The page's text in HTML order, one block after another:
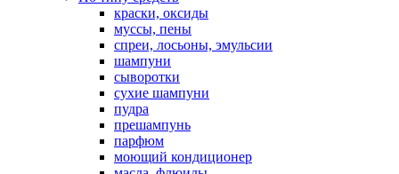
краски, оксиды
муссы, пены
спреи, лосьоны, эмульсии
шампуни
сыворотки
сухие шампуни
пудра
прешампунь
парфюм
моющий кондиционер